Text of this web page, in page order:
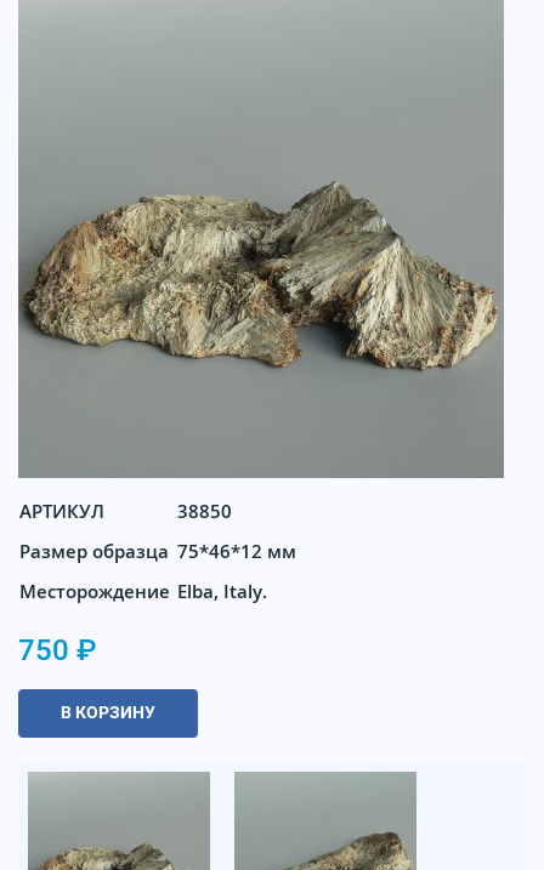
АРТИКУЛ
38850
Размер образца 75*46*12 мм
Месторождение Elba, Italy.
750 ₽
В КОРЗИНУ